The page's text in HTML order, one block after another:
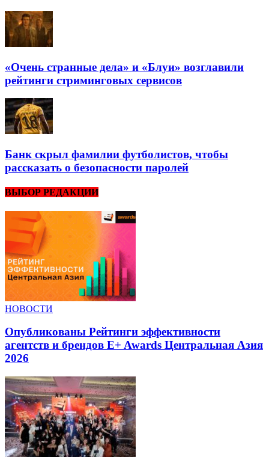
«Очень странные дела» и «Блуи» возглавили
рейтинги стриминговых сервисов
Банк скрыл фамилии футболистов, чтобы
рассказать о безопасности паролей
ВЫБОР РЕДАКЦИИ
НОВОСТИ
Опубликованы Рейтинги эффективности
агентств и брендов E+ Awards Центральная Азия
2026